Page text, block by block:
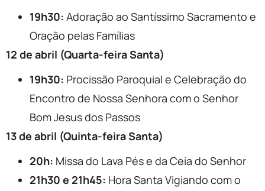
19h30: Adoração ao Santíssimo Sacramento e
Oração pelas Famílias
12 de abril (Quarta-feira Santa)
19h30: Procissão Paroquial e Celebração do
Encontro de Nossa Senhora com o Senhor
Bom Jesus dos Passos
13 de abril (Quinta-feira Santa)
20h: Missa do Lava Pés e da Ceia do Senhor
21h30 e 21h45: Hora Santa Vigiando com o